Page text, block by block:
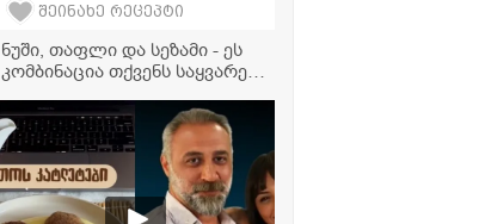
შეინახე რეცეპტი
ნუში, თაფლი და სეზამი - ეს
კომბინაცია თქვენს საყვარელ